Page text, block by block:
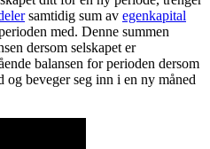
samtidig sum av egenkapital
med. Denne summen
dersom selskapet er
balansen for perioden dersom
beveger seg inn i en ny måned